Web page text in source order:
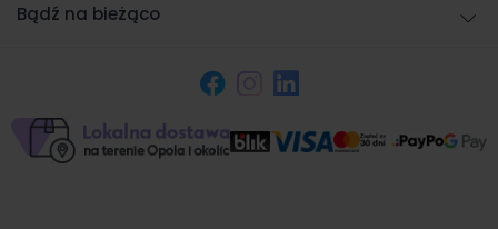
Bądź na bieżąco